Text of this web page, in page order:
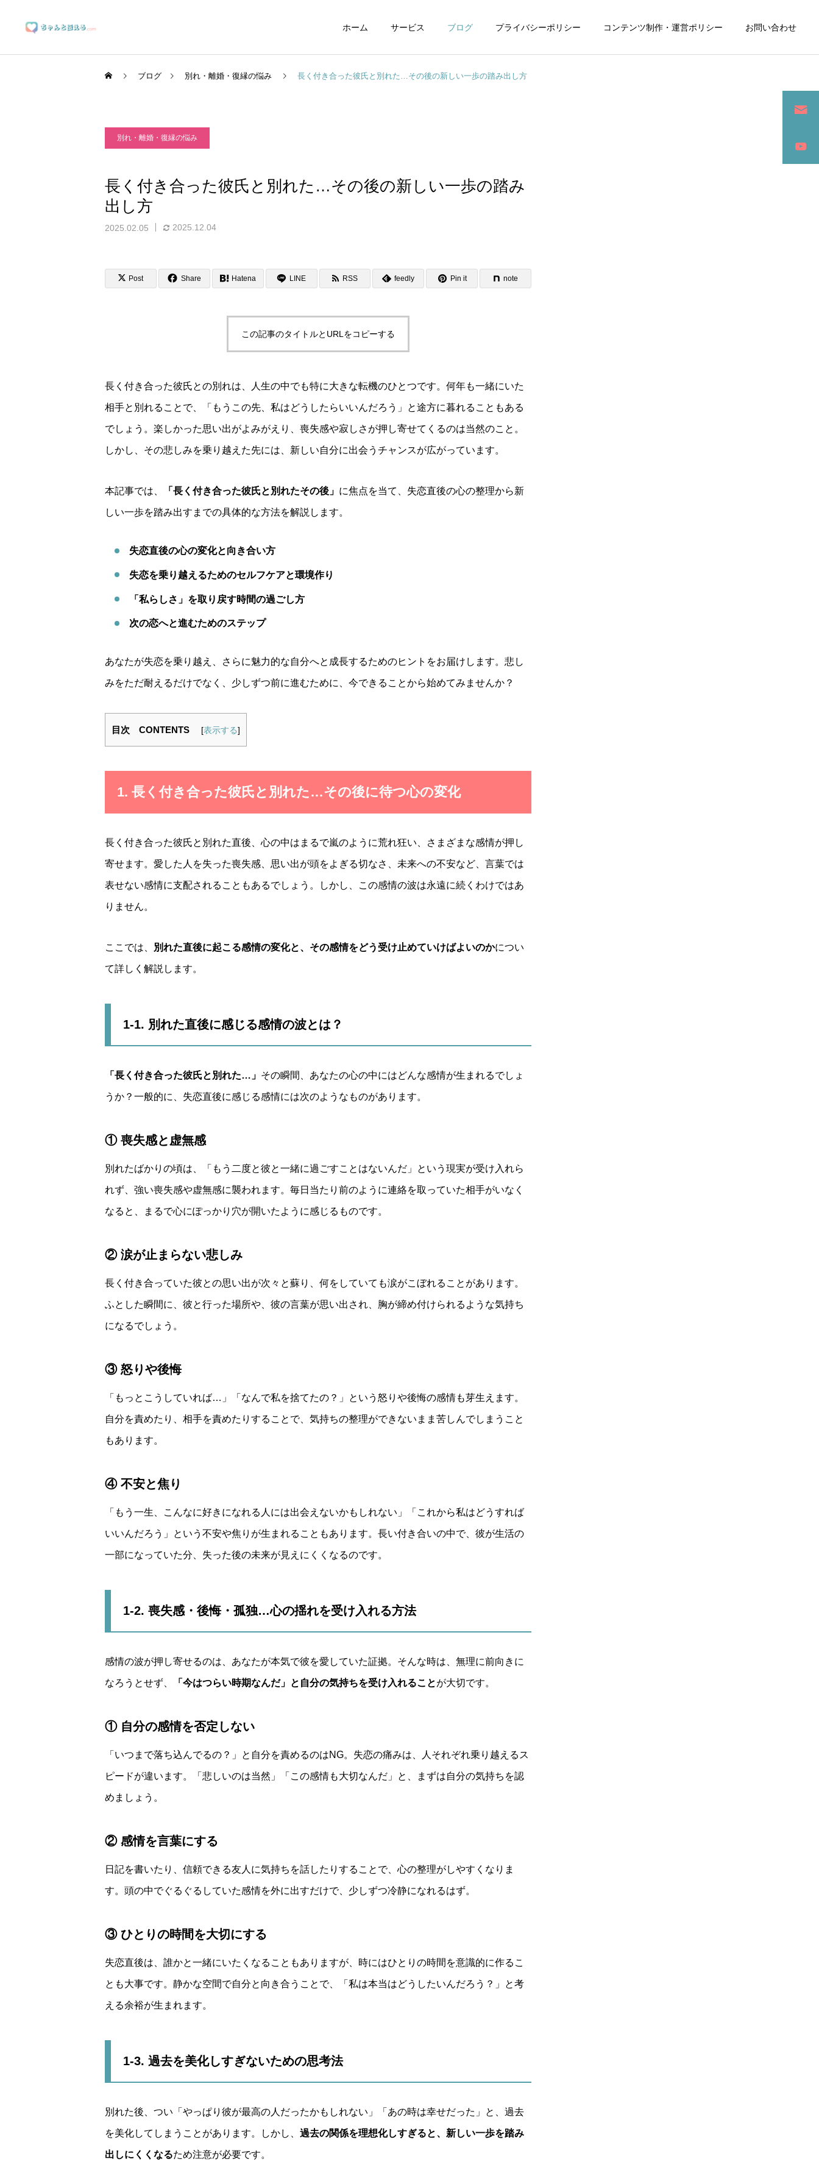
ホーム サービス ブログ プライバシーポリシー コンテンツ制作・運営ポリシー お問い合わせ
ブランディングサポート
ブログ 別れ・離婚・復縁の悩み 長く付き合った彼氏と別れた…その後の新しい一歩の踏み出し方
別れ・離婚・復縁の悩み
長く付き合った彼氏と別れた…その後の新しい一歩の踏み
出し方
2025.02.05 2025.12.04
Post Share Hatena LINE RSS feedly Pin it note
この記事のタイトルとURLをコピーする
長く付き合った彼氏との別れは、人生の中でも特に大きな転機のひとつです。何年も一緒にいた
相手と別れることで、「もうこの先、私はどうしたらいいんだろう」と途方に暮れることもある
でしょう。楽しかった思い出がよみがえり、喪失感や寂しさが押し寄せてくるのは当然のこと。
しかし、その悲しみを乗り越えた先には、新しい自分に出会うチャンスが広がっています。
本記事では、 「長く付き合った彼氏と別れたその後」 に焦点を当て、失恋直後の心の整理から新
しい一歩を踏み出すまでの具体的な方法を解説します。
失恋直後の心の変化と向き合い方
失恋を乗り越えるためのセルフケアと環境作り
「私らしさ」を取り戻す時間の過ごし方
次の恋へと進むためのステップ
あなたが失恋を乗り越え、さらに魅力的な自分へと成長するためのヒントをお届けします。悲し
みをただ耐えるだけでなく、少しずつ前に進むために、今できることから始めてみませんか？
目次 CONTENTS [表示する]
1. 長く付き合った彼氏と別れた…その後に待つ心の変化
長く付き合った彼氏と別れた直後、心の中はまるで嵐のように荒れ狂い、さまざまな感情が押し
寄せます。愛した人を失った喪失感、思い出が頭をよぎる切なさ、未来への不安など、言葉では
表せない感情に支配されることもあるでしょう。しかし、この感情の波は永遠に続くわけではあ
りません。
ここでは、 別れた直後に起こる感情の変化と、その感情をどう受け止めていけばよいのかについ
て詳しく解説します。
1-1. 別れた直後に感じる感情の波とは？
「長く付き合った彼氏と別れた…」 その瞬間、あなたの心の中にはどんな感情が生まれるでしょ
うか？一般的に、失恋直後に感じる感情には次のようなものがあります。
① 喪失感と虚無感
別れたばかりの頃は、「もう二度と彼と一緒に過ごすことはないんだ」という現実が受け入れら
れず、強い喪失感や虚無感に襲われます。毎日当たり前のように連絡を取っていた相手がいなく
なると、まるで心にぽっかり穴が開いたように感じるものです。
② 涙が止まらない悲しみ
長く付き合っていた彼との思い出が次々と蘇り、何をしていても涙がこぼれることがあります。
ふとした瞬間に、彼と行った場所や、彼の言葉が思い出され、胸が締め付けられるような気持ち
になるでしょう。
③ 怒りや後悔
「もっとこうしていれば…」「なんで私を捨てたの？」という怒りや後悔の感情も芽生えます。
自分を責めたり、相手を責めたりすることで、気持ちの整理ができないまま苦しんでしまうこと
もあります。
④ 不安と焦り
「もう一生、こんなに好きになれる人には出会えないかもしれない」「これから私はどうすれば
いいんだろう」という不安や焦りが生まれることもあります。長い付き合いの中で、彼が生活の
一部になっていた分、失った後の未来が見えにくくなるのです。
1-2. 喪失感・後悔・孤独…心の揺れを受け入れる方法
感情の波が押し寄せるのは、あなたが本気で彼を愛していた証拠。そんな時は、無理に前向きに
なろうとせず、 「今はつらい時期なんだ」と自分の気持ちを受け入れることが大切です。
① 自分の感情を否定しない
「いつまで落ち込んでるの？」と自分を責めるのはNG。失恋の痛みは、人それぞれ乗り越えるス
ピードが違います。「悲しいのは当然」「この感情も大切なんだ」と、まずは自分の気持ちを認
めましょう。
② 感情を言葉にする
日記を書いたり、信頼できる友人に気持ちを話したりすることで、心の整理がしやすくなりま
す。頭の中でぐるぐるしていた感情を外に出すだけで、少しずつ冷静になれるはず。
③ ひとりの時間を大切にする
失恋直後は、誰かと一緒にいたくなることもありますが、時にはひとりの時間を意識的に作るこ
とも大事です。静かな空間で自分と向き合うことで、「私は本当はどうしたいんだろう？」と考
える余裕が生まれます。
1-3. 過去を美化しすぎないための思考法
別れた後、つい「やっぱり彼が最高の人だったかもしれない」「あの時は幸せだった」と、過去
を美化してしまうことがあります。しかし、 過去の関係を理想化しすぎると、新しい一歩を踏み
出しにくくなるため注意が必要です。